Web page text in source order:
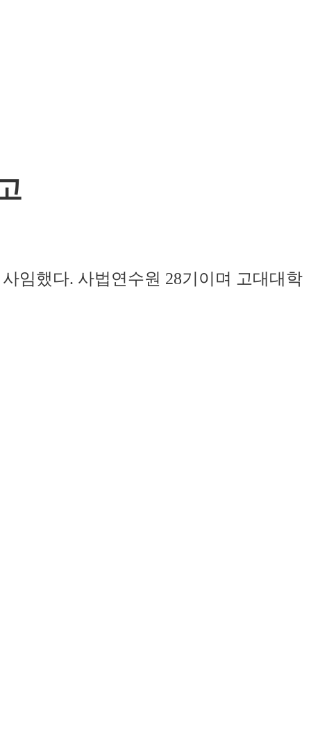
임했다. 사법연수원 28기이며 고대대학